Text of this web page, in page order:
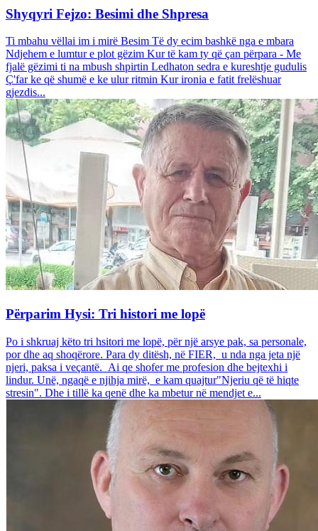
Shyqyri Fejzo: Besimi dhe Shpresa
Ti mbahu vëllai im i mirë Besim Të dy ecim bashkë nga e mbara
Ndjehem e lumtur e plot gëzim Kur të kam ty që çan përpara - Me
fjalë gëzimi ti na mbush shpirtin Ledhaton sedra e kureshtje gudulis
Ç'far ke që shumë e ke ulur ritmin Kur ironia e fatit frelëshuar
gjezdis...
Përparim Hysi: Tri histori me lopë
Po i shkruaj këto tri hsitori me lopë, për një arsye pak, sa personale,
por dhe aq shoqërore. Para dy ditësh, në FIER, u nda nga jeta një
njeri, paksa i veçantë. Ai qe shofer me profesion dhe bejtexhi i
lindur. Unë, ngaqë e njihja mirë, e kam quajtur"Njeriu që të hiqte
stresin". Dhe i tillë ka qenë dhe ka mbetur në mendjet e...